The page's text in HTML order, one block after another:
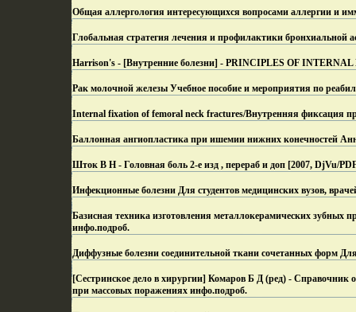
Общая аллергология интересующихся вопросами аллергии и
Глобальная стратегия лечения и профилактики
Harrison's - [Внутренние болезни] - PRINCIPLES OF
Рак молочной железы Учебное пособие и мероприятия по
Internal fixation of femoral neck fractures/Внутренняя фиксация
Баллонная ангиопластика при ишемии нижних конечностей
Шток В Н - Головная боль 2-е изд , перераб и доп [2007, DjVu/
Инфекционные болезни Для студентов медицинских вузов,
Базисная техника изготовления металлокерамических зубных
инфо.подроб.
Диффузные болезни соединительной ткани сочетанных форм
[Сестринское дело в хирургии] Комаров Б Д (ред) - Справочник
при массовых поражениях инфо.подроб.